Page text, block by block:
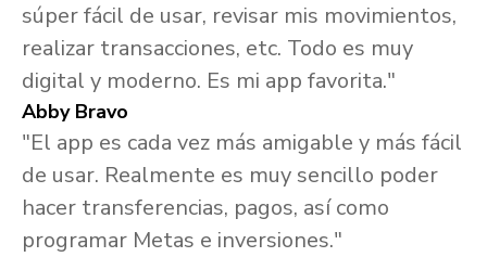
súper fácil de usar, revisar mis movimientos,
realizar transacciones, etc. Todo es muy
digital y moderno. Es mi app favorita."
Abby Bravo
"El app es cada vez más amigable y más fácil
de usar. Realmente es muy sencillo poder
hacer transferencias, pagos, así como
programar Metas e inversiones."